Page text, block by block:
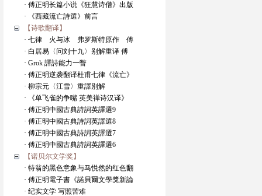
· 傅正明长篇小说《狂慧诗僧》出版
· 《西藏流亡詩選》前言
【诗歌翻译】
· 七律 火与冰 弗罗斯特原作 傅
· 白居易〈问刘十九〉别解重译 傅
· Grok 譯詩能力一瞥
· 傅正明逆袭翻译杜甫七律《流亡》
· 柳宗元〈江雪〉重譯別解
· 《单飞雀的争嘴 英美禅诗汉译》
· 傅正明中國古典詩詞英譯選9
· 傅正明中國古典詩詞英譯選8
· 傅正明中國古典詩詞英譯選7
· 傅正明中國古典詩詞英譯選6
【诺贝尔文学奖】
· 特翁的黑色意象与马悦然的红色翻
· 傅正明電子書《諾貝爾文學獎新論
· 纪实文学 写照苦难